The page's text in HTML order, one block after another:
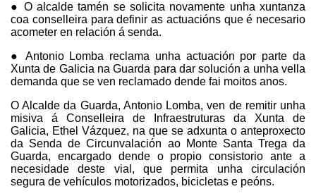
● O alcalde tamén se solicita novamente unha xuntanza
coa conselleira para definir as actuacións que é necesario
acometer en relación á senda.
● Antonio Lomba reclama unha actuación por parte da
Xunta de Galicia na Guarda para dar solución a unha vella
demanda que se ven reclamado dende fai moitos anos.
O Alcalde da Guarda, Antonio Lomba, ven de remitir unha
misiva á Conselleira de Infraestruturas da Xunta de
Galicia, Ethel Vázquez, na que se adxunta o anteproxecto
da Senda de Circunvalación ao Monte Santa Trega da
Guarda, encargado dende o propio consistorio ante a
necesidade deste vial, que permita unha circulación
segura de vehículos motorizados, bicicletas e peóns.